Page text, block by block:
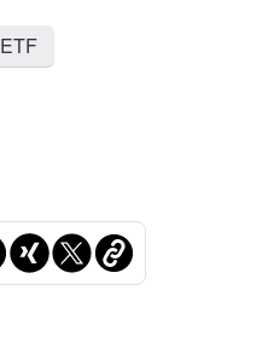
ETF